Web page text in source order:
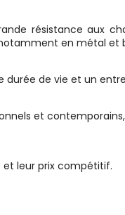
résistance aux
en métal et
durée de vie et un
et
et leur prix compétitif.